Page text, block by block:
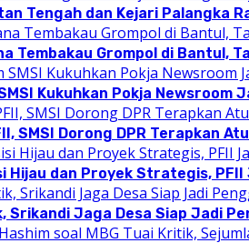
Tengah dan Kejari Palangka
Tembakau Grompol di Bantul,
Kukuhkan Pokja
SMSI Dorong DPR Terapkan
Hijau dan Proyek Strategis,
Srikandi Jaga Desa Siap Jadi